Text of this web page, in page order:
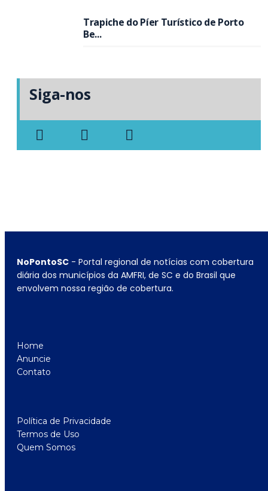
Trapiche do Píer Turístico de Porto
Be...
Siga-nos
NoPontoSC - Portal regional de notícias com cobertura
diária dos municípios da AMFRI, de SC e do Brasil que
envolvem nossa região de cobertura.
Home
Anuncie
Contato
Política de Privacidade
Termos de Uso
Quem Somos